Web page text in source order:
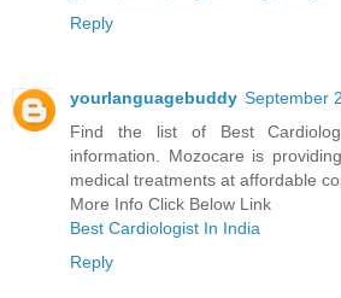
Reply
yourlanguagebuddy September
Find the list of Best
information. Mozocare is
medical treatments at affordable
More Info Click Below Link
Best Cardiologist In India
Reply